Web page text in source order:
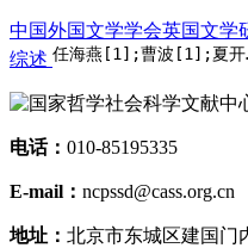
中国外国文学学会英国文学
综述
任海
电话： 010-85195335
E-mail： ncpssd@cass.org.cn
地址： 北京市东城区建国门